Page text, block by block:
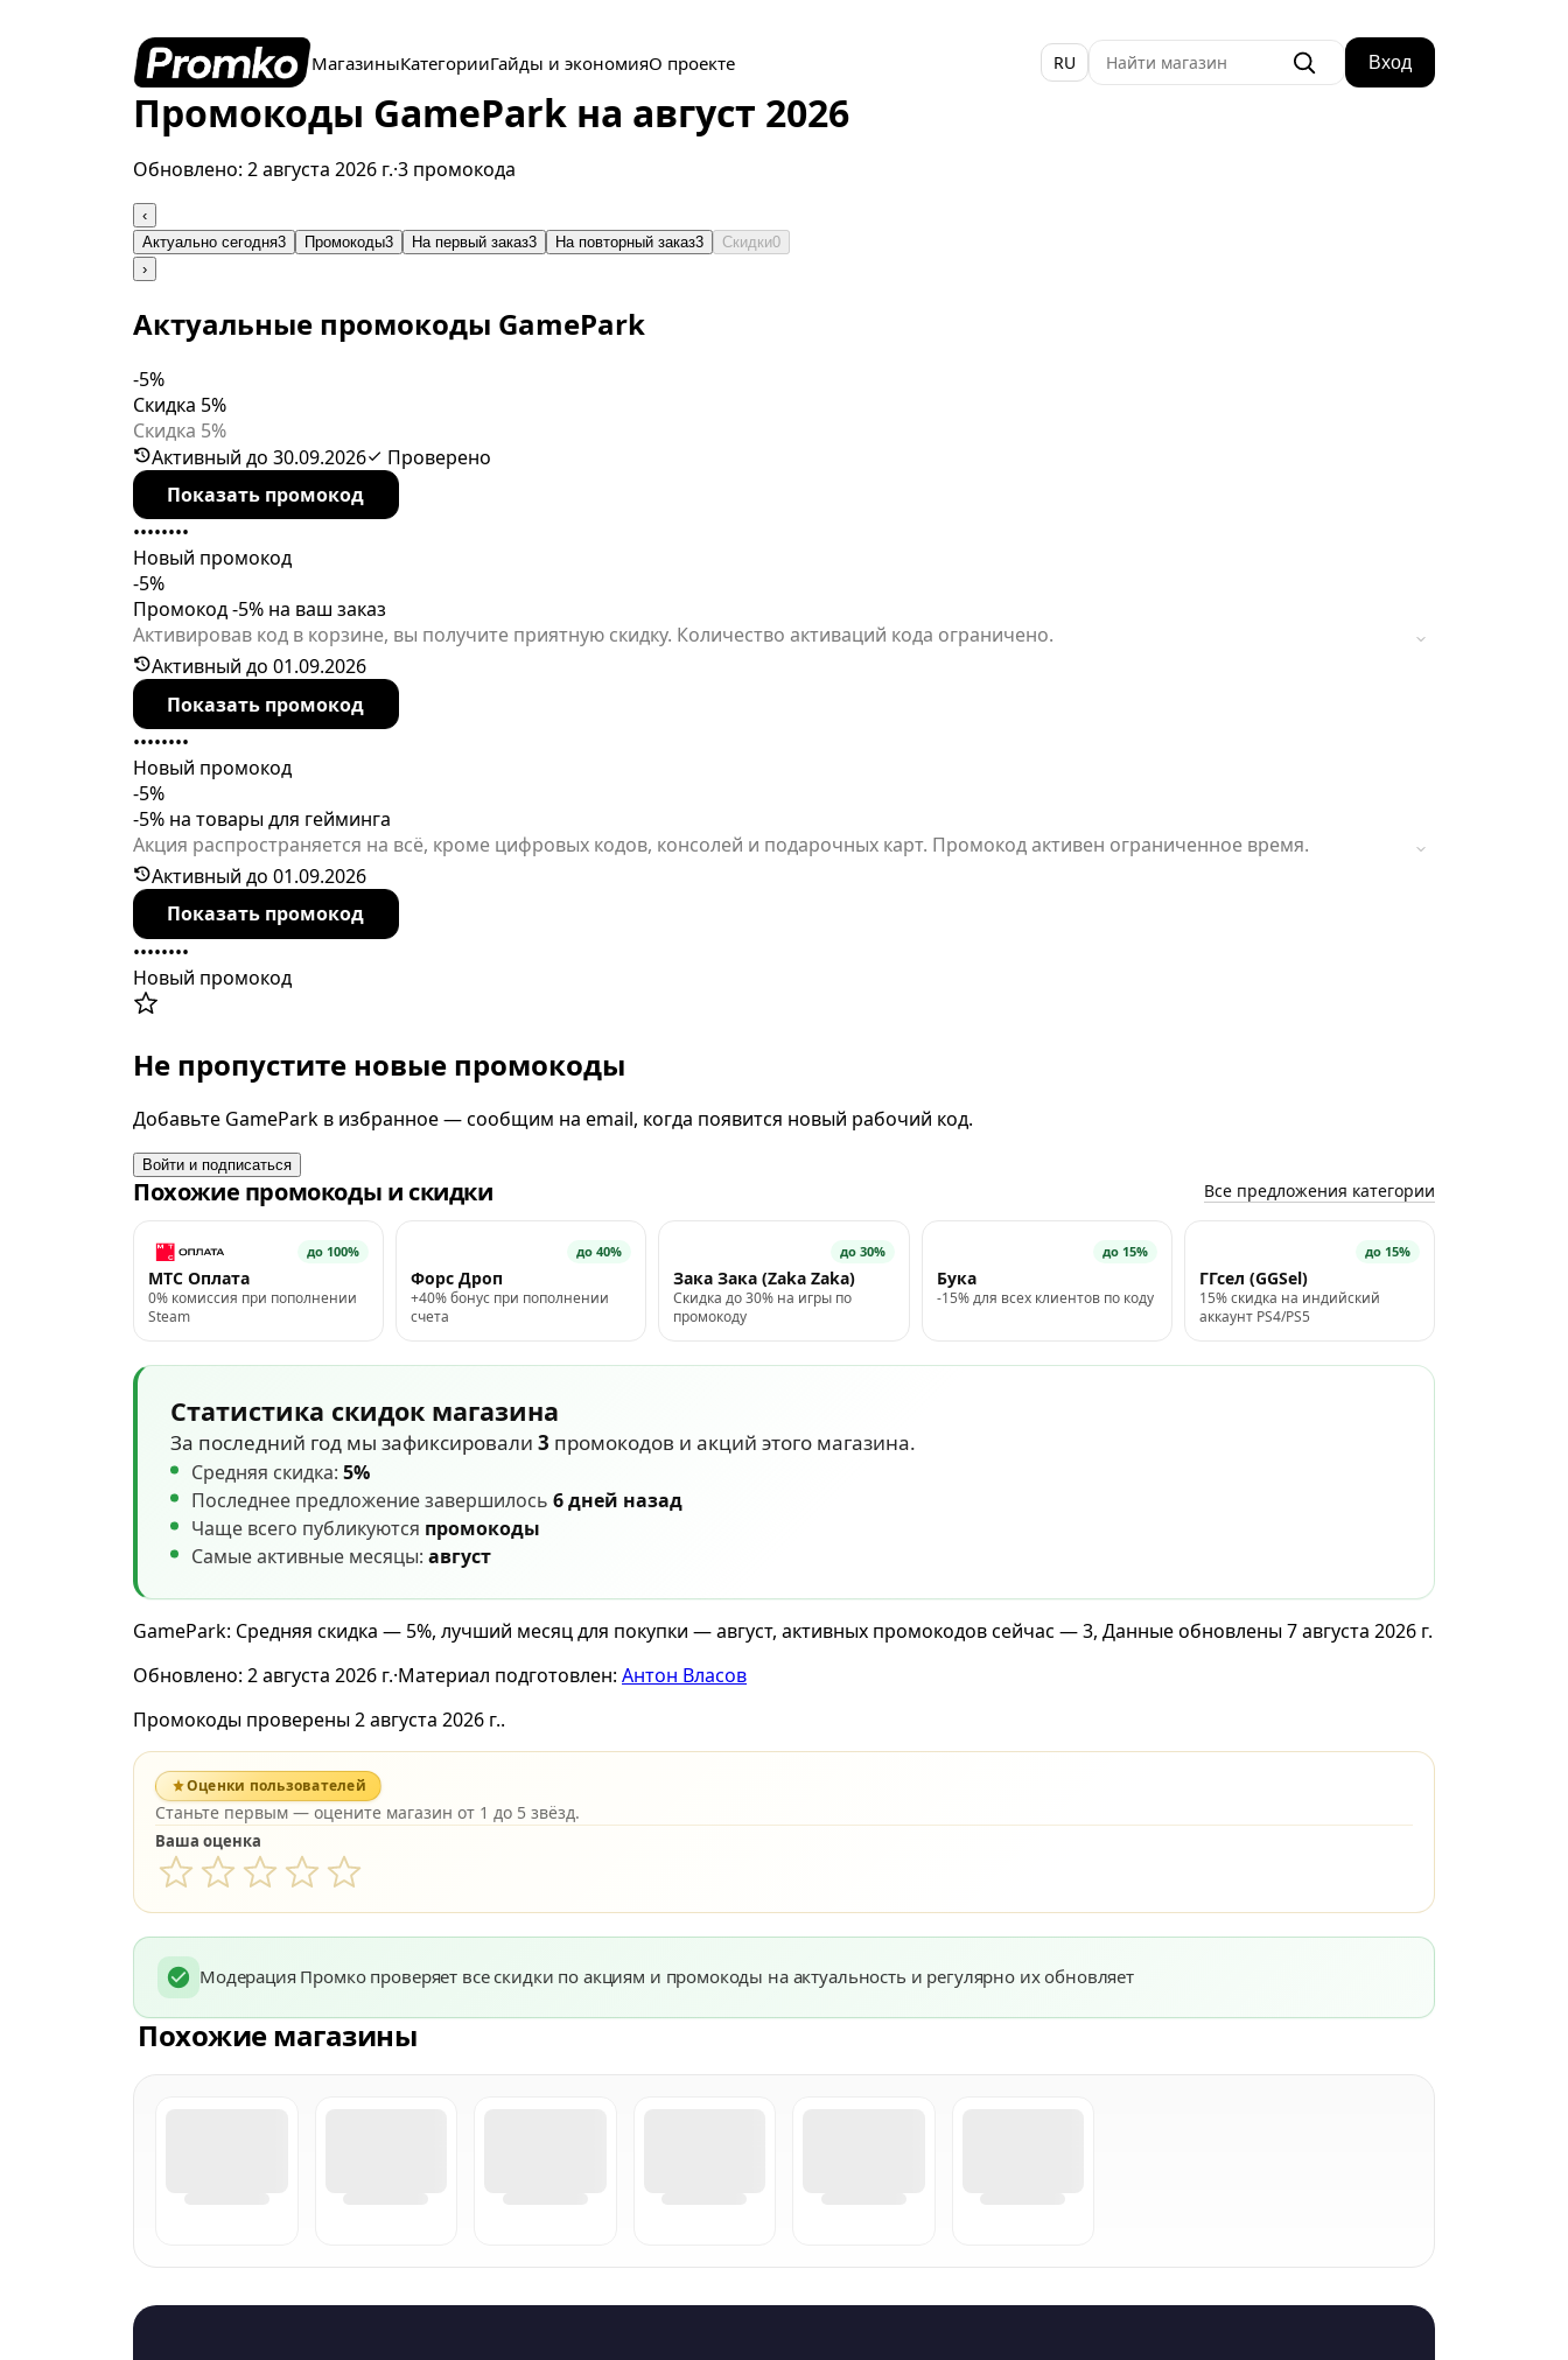
МагазиныКатегорииГайды и экономияО проекте RU Вход
Промокоды GamePark на август 2026
Обновлено: 2 августа 2026 г.·3 промокода
‹
Актуально сегодня3 Промокоды3 На первый заказ3 На повторный заказ3 Скидки0
›
Актуальные промокоды GamePark
-5%
Скидка 5%
Скидка 5%
Активный до 30.09.2026
Проверено
Показать промокод
••••••••
Новый промокод
-5%
Промокод -5% на ваш заказ
Активировав код в корзине, вы получите приятную скидку. Количество активаций кода ограничено.
Активный до 01.09.2026
Показать промокод
••••••••
Новый промокод
-5%
-5% на товары для гейминга
Акция распространяется на всё, кроме цифровых кодов, консолей и подарочных карт. Промокод активен ограниченное время.
Активный до 01.09.2026
Показать промокод
••••••••
Новый промокод
Не пропустите новые промокоды
Добавьте GamePark в избранное — сообщим на email, когда появится новый рабочий код.
Войти и подписаться
Похожие промокоды и скидки Все предложения категории
до 100%
МТС Оплата
0% комиссия при пополнении
Steam
до 40%
Форс Дроп
+40% бонус при пополнении
счета
до 30%
Зака Зака (Zaka Zaka)
Скидка до 30% на игры по
промокоду
до 15%
Бука
-15% для всех клиентов по коду
до 15%
ГГсел (GGSel)
15% скидка на индийский
аккаунт PS4/PS5
Статистика скидок магазина
За последний год мы зафиксировали 3 промокодов и акций этого магазина.
Средняя скидка: 5%
Последнее предложение завершилось 6 дней назад
Чаще всего публикуются промокоды
Самые активные месяцы: август
GamePark: Средняя скидка — 5%, лучший месяц для покупки — август, активных промокодов сейчас — 3, Данные обновлены 7 августа 2026 г.
Обновлено: 2 августа 2026 г.·Материал подготовлен: Антон Власов
Промокоды проверены 2 августа 2026 г..
Оценки пользователей
Станьте первым — оцените магазин от 1 до 5 звёзд.
Ваша оценка
Модерация Промко проверяет все скидки по акциям и промокоды на актуальность и регулярно их обновляет
Похожие магазины